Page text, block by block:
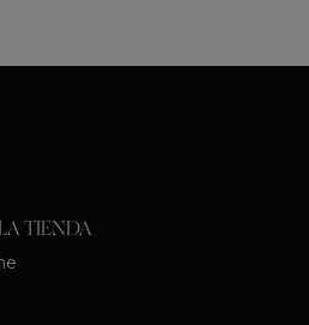
TIENDA